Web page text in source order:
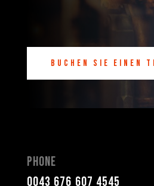
Buchen Sie einen
Phone
0043 676 607 4545